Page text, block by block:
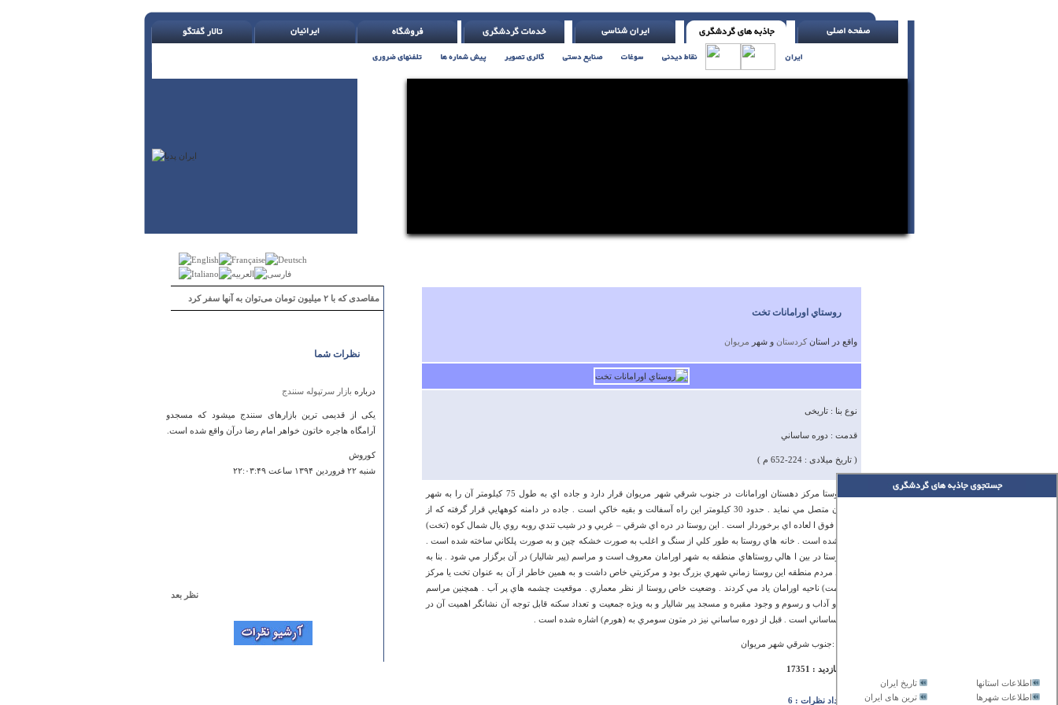
تاریخ ایران
اطلاعات استانها
ترین های ایران
اطلاعات شهرها
مقاصدی که با ۲ میلیون تومان می‌توان به آنها سفر کرد
نظرات شما
درباره بازار سرتپوله سنندج
یکی از قدیمی ترین بازارهای سنندج میشود که مسجدو
آرامگاه هاجره خاتون خواهر امام رضا درآن واقع شده است.
کوروش
شنبه ۲۲ فروردين ۱۳۹۴ ساعت ۲۲:۰۳:۴۹
Way to go on this essay, hlpeed a ton.
نظر بعد
روستاي اورامانات تخت
واقع در استانكردستان و شهر مريوان
نوع بنا : تاریخی
قدمت : دوره ساساني
( تاریخ میلادی : 224-652 م )
اين روستا مركز دهستان اورامانات در جنوب شرقي شهر مريوان قرار دارد و جاده اي به طول 75 كيلومتر آن را به شهر
مريوان متصل مي نمايد . حدود 30 كيلومتر اين راه آسفالت و بقيه خاكي است . جاده در دامنه كوههايي قرار گرفته كه از
زيبايي فوق ا لعاده اي برخوردار است . اين روستا در دره اي شرقي – غربي و در شيب تندي روبه روي يال شمال كوه (تخت)
واقع شده است . خانه هاي روستا به طور كلي از سنگ و اغلب به صورت خشكه چين و به صورت پلكاني ساخته شده است .
اين روستا در بين ا هالي روستاهاي منطقه به شهر اورامان معروف است و مراسم (پير شاليار) در آن برگزار مي شود . بنا به
اعتقاد مردم منطقه اين روستا زماني شهري بزرگ بود و مركزيتي خاص داشت و به همين خاطر از آن به عنوان تخت يا مركز
(حكومت) ناحيه اورامان ياد مي كردند . وضعيت خاص روستا از نظر معماري . موقعيت چشمه هاي پر آب . همچنين مراسم
خاص و آداب و رسوم و وجود مقبره و مسجد پير شاليار و به ويژه جمعيت و تعداد سكنه قابل توجه آن نشانگر اهميت آن در
زمان ساساني است . قبل از دوره ساساني نيز در متون سومري به (هورم) اشاره شده است .
آدرس :جنوب شرقي شهر مريوان
تعداد بازدید : 17351
تعداد نظرات : 6